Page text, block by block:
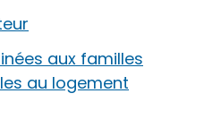
aux familles
au logement